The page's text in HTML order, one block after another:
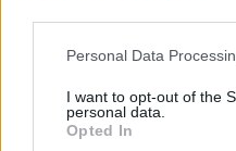
Personal Data
I want to opt-out of the
personal data.
Opted In
possibile esordio per
difesa. A sinistra Di